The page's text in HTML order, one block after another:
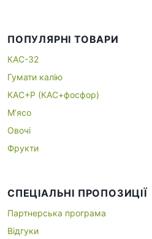
ПОПУЛЯРНІ ТОВАРИ
КАС-32
Гумати калію
КАС+P (КАС+фосфор)
М’ясо
Овочі
Фрукти
СПЕЦІАЛЬНІ ПРОПОЗИЦІЇ
Партнерська програма
Відгуки